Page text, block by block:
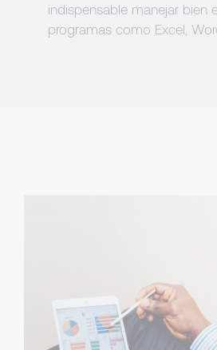
indispensable manejar bien
programas como Excel,